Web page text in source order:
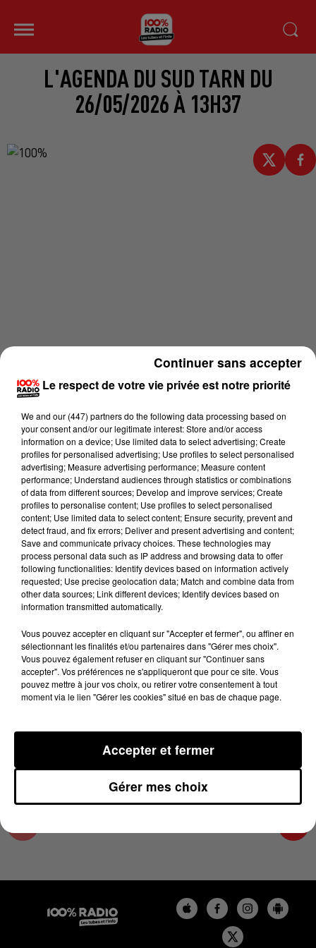
L'AGENDA DU SUD TARN DU
26/05/2026 À 13H37
Lecture (4 min 11 sec)
100%
L'agenda du sud tarn du 26/05/2026 à 13h37
26 mai 2026 - 4 min 11 sec
L'AGENDA DU SUD TARN DU 26/05/2026 À
13H37
L'AGENDA DU SUD TARN
Le respect de votre vie privée est notre priorité
We and our (447) partnersdo the following data processing based on
your consent and/or our legitimate interest: Store and/or access
information on a device; Use limited data to select advertising; Create
profiles for personalised advertising; Use profiles to select personalised
advertising; Measure advertising performance; Measure content
performance; Understand audiences through statistics or combinations
of data from different sources; Develop and improve services; Create
profiles to personalise content; Use profiles to select personalised
content; Use limited data to select content; Ensure security, prevent and
detect fraud, and fix errors; Deliver and present advertising and content;
Save and communicate privacy choices. These technologies may
process personal data such as IP address and browsing data to offer
following functionalities: Identify devices based on information actively
requested; Use precise geolocation data; Match and combine data from
other data sources; Link different devices; Identify devices based on
information transmitted automatically.
Vous pouvez accepter en cliquant sur "Accepter et fermer", ou affiner en
sélectionnant les finalités et/ou partenaires dans "Gérer mes choix".
Vous pouvez également refuser en cliquant sur "Continuer sans
accepter". Vos préférences ne s'appliqueront que pour ce site. Vous
pouvez mettre à jour vos choix, ou retirer votre consentement à tout
moment via le lien "Gérer les cookies" situé en bas de chaque page.
Gérer mes choix
Accepter et fermer
Continuer sans accepter